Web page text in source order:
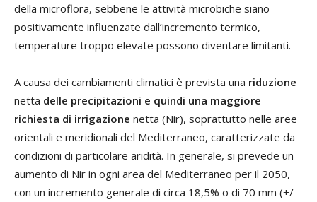
della microflora, sebbene le attività microbiche siano
positivamente influenzate dall’incremento termico,
temperature troppo elevate possono diventare limitanti.
A causa dei cambiamenti climatici è prevista una riduzione
netta delle precipitazioni e quindi una maggiore
richiesta di irrigazione netta (Nir), soprattutto nelle aree
orientali e meridionali del Mediterraneo, caratterizzate da
condizioni di particolare aridità. In generale, si prevede un
aumento di Nir in ogni area del Mediterraneo per il 2050,
con un incremento generale di circa 18,5% o di 70 mm (+/-